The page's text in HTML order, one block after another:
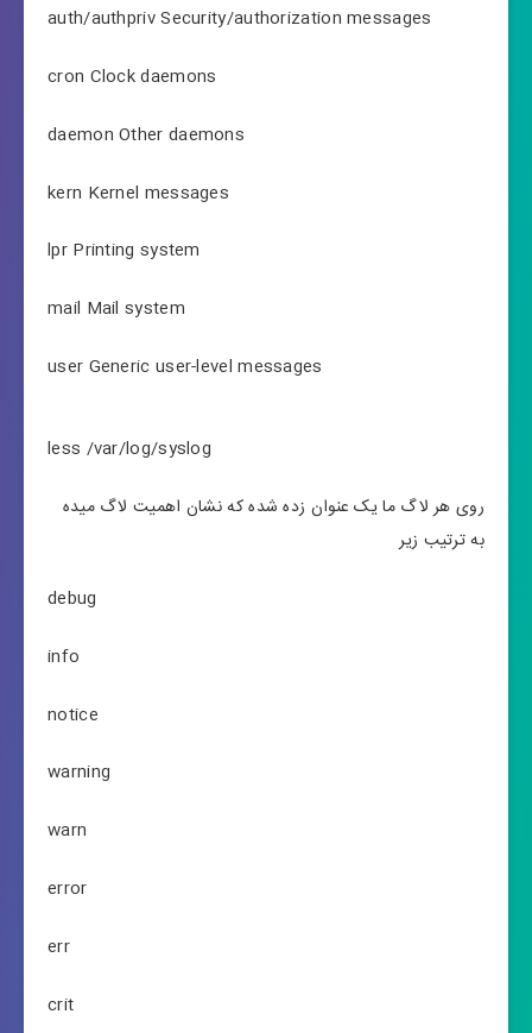
auth/authpriv Security/authorization messages
cron Clock daemons
daemon Other daemons
kern Kernel messages
lpr Printing system
mail Mail system
user Generic user-level messages
less /var/log/syslog
روی هر لاگ ما یک عنوان زده شده که نشان اهمیت لاگ میده
به ترتیب زیر
debug
info
notice
warning
warn
error
err
crit